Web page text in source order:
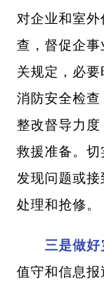
对企业和室
查，督促企
关规定，必
消防安全检
整改督导力
救援准备。
发现问题或
处理和抢修。
三是做
值守和信息